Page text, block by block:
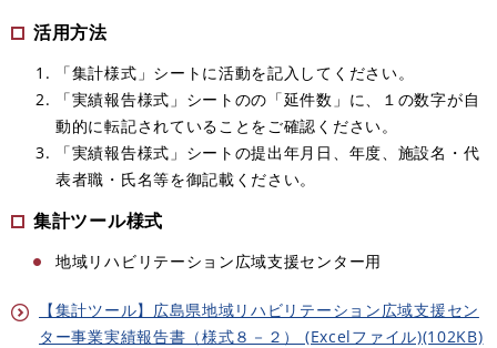
活用方法
「集計様式」シートに活動を記入してください。
「実績報告様式」シートのの「延件数」に、１の数字が自
動的に転記されていることをご確認ください。
「実績報告様式」シートの提出年月日、年度、施設名・代
表者職・氏名等を御記載ください。
集計ツール様式
地域リハビリテーション広域支援センター用
【集計ツール】広島県地域リハビリテーション広域支援セン
ター事業実績報告書（様式８－２） (Excelファイル)(102KB)